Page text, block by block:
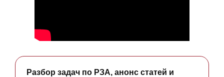
Разбор задач по РЗА, анонс статей и